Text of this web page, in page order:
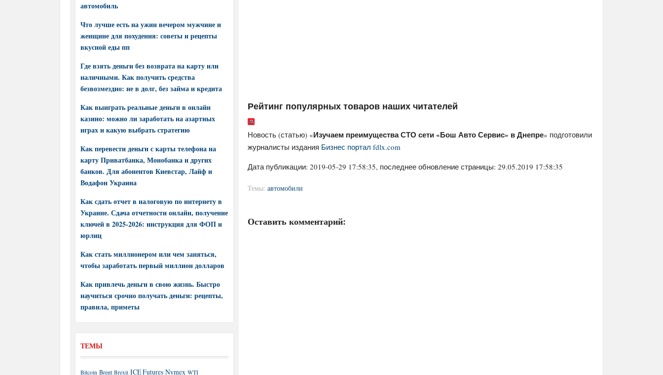
Рейтинг популярных товаров наших читателей
Новость (статью) «Изучаем преимущества СТО сети «Бош Авто Сервис» в Днепре» подготовили
журналисты издания Бизнес портал fdlx.com
Дата публикации: 2019-05-29 17:58:35, последнее обновление страницы: 29.05.2019 17:58:35
Темы: автомобили
Оставить комментарий:
автомобиль
Что лучше есть на ужин вечером мужчине и
женщине для похудения: советы и рецепты
вкусной еды пп
Где взять деньги без возврата на карту или
наличными. Как получить средства
безвозмездно: не в долг, без займа и кредита
Как выиграть реальные деньги в онлайн
казино: можно ли заработать на азартных
играх и какую выбрать стратегию
Как перевести деньги с карты телефона на
карту Приватбанка, Монобанка и других
банков. Для абонентов Киевстар, Лайф и
Водафон Украина
Как сдать отчет в налоговую по интернету в
Украине. Сдача отчетности онлайн, получение
ключей в 2025-2026: инструкция для ФОП и
юрлиц
Как стать миллионером или чем заняться,
чтобы заработать первый миллион долларов
Как привлечь деньги в свою жизнь. Быстро
научиться срочно получать деньги: рецепты,
правила, приметы
ТЕМЫ
Bitcoin Brent Brexit ICE Futures Nymex WTI